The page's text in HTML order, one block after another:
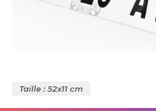
Taille : 52x11 cm